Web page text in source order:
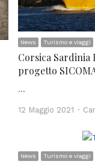
News Turismo e viaggi
Corsica
progetto
…
12 Maggio 2021
News Turismo e viaggi